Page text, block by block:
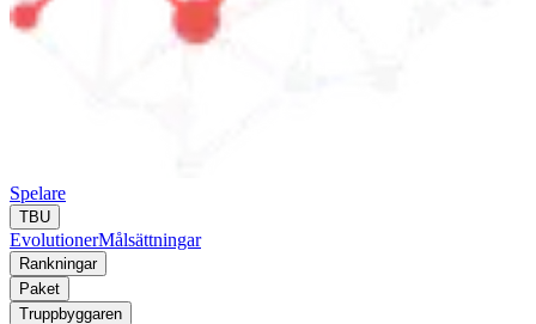
Spelare
TBU
EvolutionerMålsättningar
Rankningar
Paket
Truppbyggaren